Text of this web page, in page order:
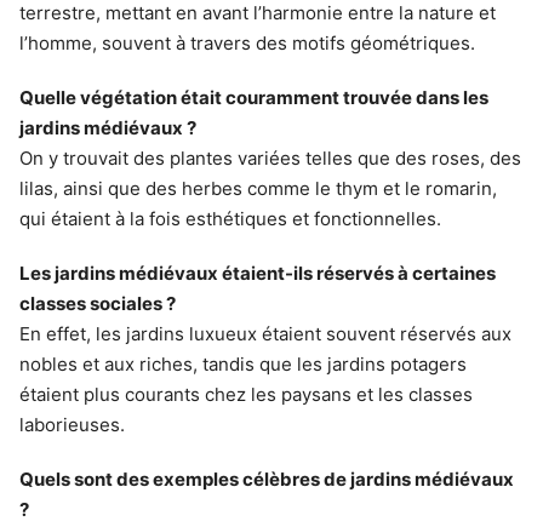
terrestre, mettant en avant l’harmonie entre la nature et
l’homme, souvent à travers des motifs géométriques.
Quelle végétation était couramment trouvée dans les
jardins médiévaux ?
On y trouvait des plantes variées telles que des roses, des
lilas, ainsi que des herbes comme le thym et le romarin,
qui étaient à la fois esthétiques et fonctionnelles.
Les jardins médiévaux étaient-ils réservés à certaines
classes sociales ?
En effet, les jardins luxueux étaient souvent réservés aux
nobles et aux riches, tandis que les jardins potagers
étaient plus courants chez les paysans et les classes
laborieuses.
Quels sont des exemples célèbres de jardins médiévaux
?